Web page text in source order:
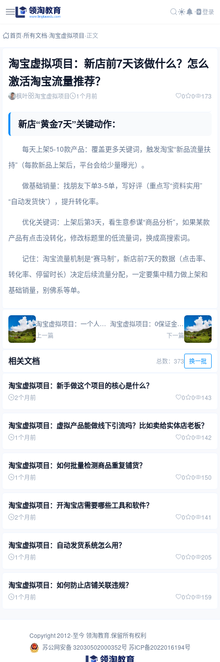
登录
首页-所有文档-淘宝虚拟项目-正文
淘宝虚拟项目：新店前7天该做什么？怎么
激活淘宝流量推荐？
枫叶 淘宝虚拟项目 1个月前 0 0 173
新店“黄金7天”关键动作：
每天上架5-10款产品：覆盖更多关键词，触发淘宝“新品流量扶
持”（每款新品上架后，平台会给少量曝光）。
做基础销量：找朋友下单3-5单，写好评（重点写“资料实用”
“自动发货快”），提升转化率。
优化关键词：上架后第3天，看生意参谋“商品分析”，如果某款
产品有点击没转化，修改标题里的低流量词，换成高搜索词。
记住：淘宝流量机制是“赛马制”，新店前7天的数据（点击率、
转化率、停留时长）决定后续流量分配，一定要集中精力做上架和
基础销量，别佛系等单。
淘宝虚拟项目：一个人能开多个店铺吗？
上一篇
淘宝虚拟项目：0保证金真的能开吗？
下一篇
相关文档 总数：373 换一批
淘宝虚拟项目：新手做这个项目的核心是什么？
2个月前 0 0 143
淘宝虚拟项目：虚拟产品能做线下引流吗？比如卖给实体店老板？
1个月前 0 0 142
淘宝虚拟项目：如何批量检测商品重复铺货？
1个月前 0 0 150
淘宝虚拟项目：开淘宝店需要哪些工具和软件？
2个月前 0 0 141
淘宝虚拟项目：自动发货系统怎么用？
1个月前 0 0 205
淘宝虚拟项目：如何防止店铺关联违规？
1个月前 0 0 159
Copyright 2012-至今领淘教育.保留所有权利
苏公网安备 32030502000352号 苏ICP备2022016194号